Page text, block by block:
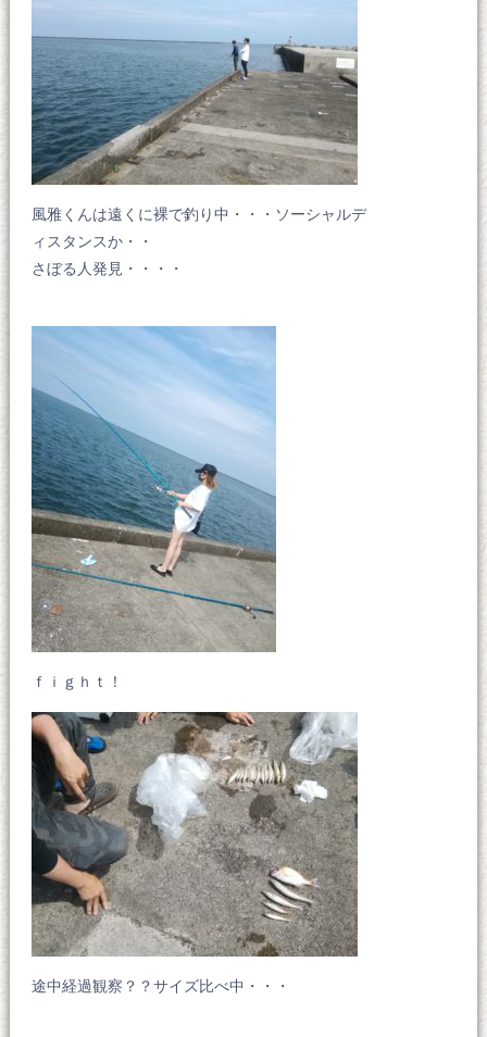
風雅くんは遠くに裸で釣り中・・・ソーシャルデ
ィスタンスか・・
さぼる人発見・・・・
ｆｉｇｈｔ！
途中経過観察？？サイズ比べ中・・・